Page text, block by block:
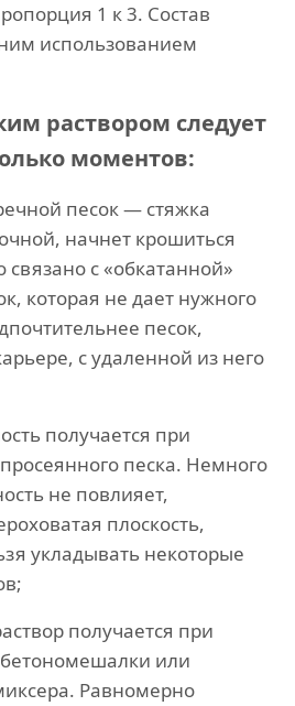
1 к 3. Состав
использованием
раствором следует
моментов:
песок — стяжка
начнет крошиться
связано с «обкатанной»
которая не дает нужного
песок,
с удаленной из него
получается при
песка. Немного
не повлияет,
плоскость,
укладывать некоторые
получается при
или
Равномерно